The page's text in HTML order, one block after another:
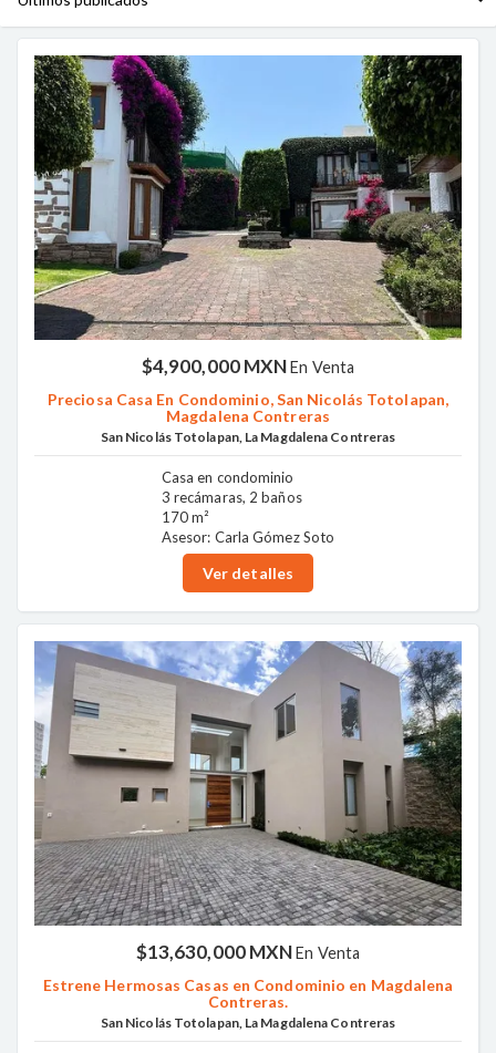
$4,900,000 MXNEn Venta
Preciosa Casa En Condominio, San Nicolás Totolapan,
Magdalena Contreras
San Nicolás Totolapan, La Magdalena Contreras
Casa en condominio
3 recámaras, 2 baños
170 m²
Asesor: Carla Gómez Soto
Ver detalles
$13,630,000 MXNEn Venta
Estrene Hermosas Casas en Condominio en Magdalena
Contreras.
San Nicolás Totolapan, La Magdalena Contreras